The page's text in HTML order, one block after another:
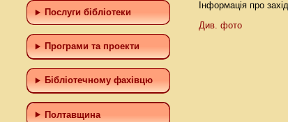
Послуги бібліотеки
Програми та проекти
Бiблiотечному фахiвцю
Полтавщина
Інформація про
Див. фото